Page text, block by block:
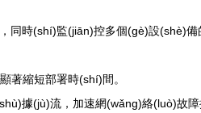
同時(shí)監(jiān)控多個(gè)設(shè)
著縮短部署時(shí)間。
據(jù)流，加速網(wǎng)絡(luò)故障